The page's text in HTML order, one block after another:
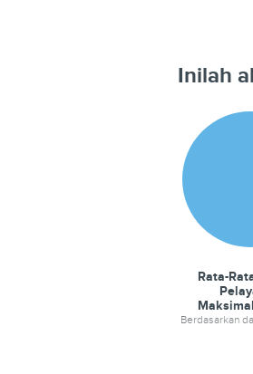
Inilah
Rata-
Berdasarkan